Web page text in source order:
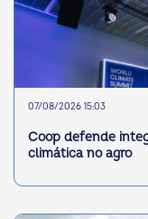
07/08/2026 15:03
Coop defende
climática no agro